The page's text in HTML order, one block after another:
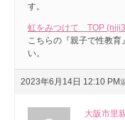
案
内
2023
年
by
大
す。
虹をみつけて TOP
こちらの『親子で性教
い。
2023年6月14日 12:10 PM
大阪市里